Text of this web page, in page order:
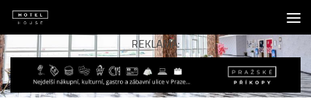
Skip to content
REKLAMA: